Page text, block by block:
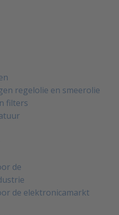
regelolie en smeerolie
filters
de
de elektronicamarkt